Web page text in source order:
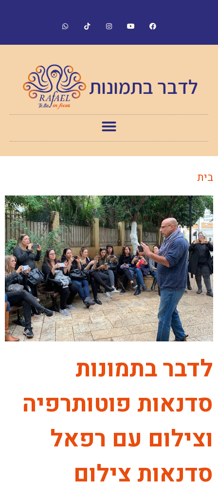
לדבר בתמונות
בית
לדבר בתמונות
סדנאות פוטותרפיה
וצילום עם רפאל
סדנאות צילום